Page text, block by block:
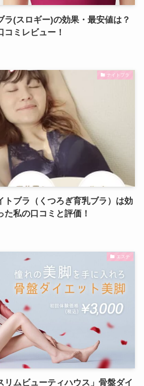
ラ(スロギー)の効果・最安値は？
ミレビュー！
ナイトブラ
トブラ（くつろぎ育乳ブラ）は効
私の口コミと評価！
エステ
リムビューティハウス」骨盤ダイ